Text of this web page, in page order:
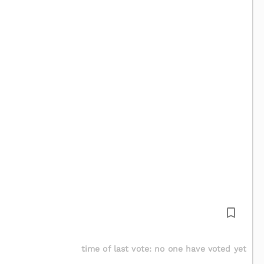
time of last vote: no one have voted yet